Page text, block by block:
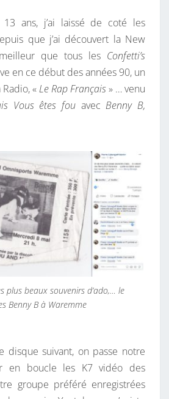
B
E
N
N
Y
B
ans, j’ai laissé de coté les
que j’ai découvert la New
que tous les Confetti’s
en ce début des années 90, un
«Le Rap Français» … venu
Vous êtes fou avecBenny B,
plus beaux souvenirs d’ado,… le
Benny B à Waremme
disque suivant, on passe notre
en boucle les K7 vidéo des
groupe préféré enregistrées